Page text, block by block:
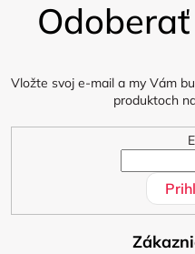
Vložte svoj e-mail a my Vám
produktoch